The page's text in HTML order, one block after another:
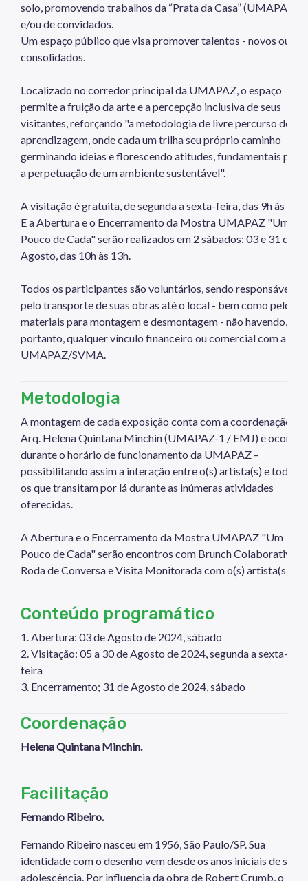
solo, promovendo trabalhos da “Prata da Casa” (UMAPAZ)
e/ou de convidados.
Um espaço público que visa promover talentos - novos ou já
consolidados.
Localizado no corredor principal da UMAPAZ, o espaço
permite a fruição da arte e a percepção inclusiva de seus
visitantes, reforçando "a metodologia de livre percurso de
aprendizagem, onde cada um trilha seu próprio caminho
germinando ideias e florescendo atitudes, fundamentais para
a perpetuação de um ambiente sustentável".
A visitação é gratuita, de segunda a sexta-feira, das 9h às 17h.
E a Abertura e o Encerramento da Mostra UMAPAZ "Um
Pouco de Cada" serão realizados em 2 sábados: 03 e 31 de
Agosto, das 10h às 13h.
Todos os participantes são voluntários, sendo responsáveis
pelo transporte de suas obras até o local - bem como pelos
materiais para montagem e desmontagem - não havendo,
portanto, qualquer vínculo financeiro ou comercial com a
UMAPAZ/SVMA.
Metodologia
A montagem de cada exposição conta com a coordenação da
Arq. Helena Quintana Minchin (UMAPAZ-1 / EMJ) e ocorre
durante o horário de funcionamento da UMAPAZ –
possibilitando assim a interação entre o(s) artista(s) e todos
os que transitam por lá durante as inúmeras atividades
oferecidas.
A Abertura e o Encerramento da Mostra UMAPAZ "Um
Pouco de Cada" serão encontros com Brunch Colaborativo,
Roda de Conversa e Visita Monitorada com o(s) artista(s).
Conteúdo programático
1. Abertura: 03 de Agosto de 2024, sábado
2. Visitação: 05 a 30 de Agosto de 2024, segunda a sexta-
feira
3. Encerramento; 31 de Agosto de 2024, sábado
Coordenação
Helena Quintana Minchin.
Facilitação
Fernando Ribeiro.
Fernando Ribeiro nasceu em 1956, São Paulo/SP. Sua
identidade com o desenho vem desde os anos iniciais de sua
adolescência. Por influencia da obra de Robert Crumb, o